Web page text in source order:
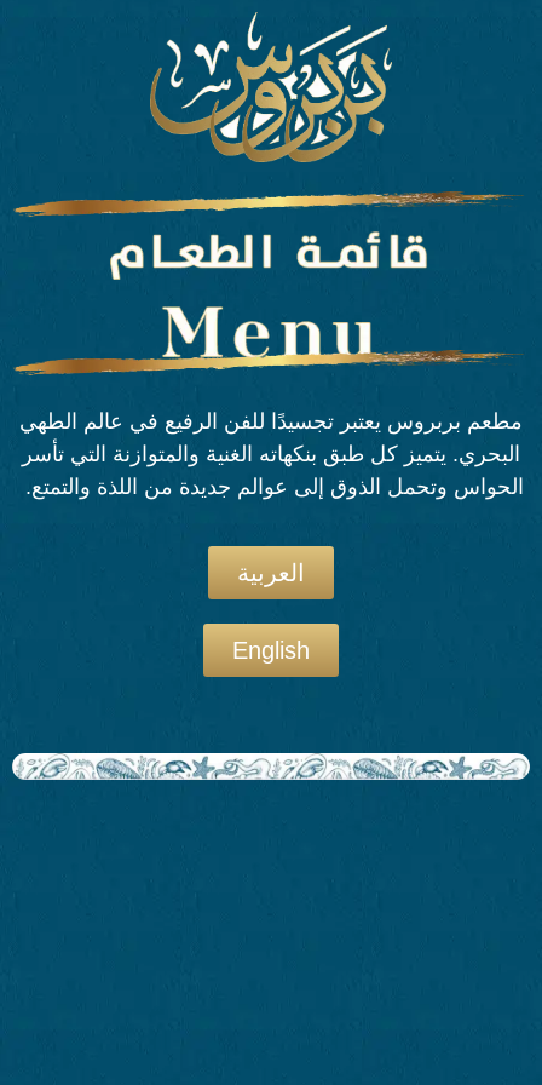
مطعم بربروس يعتبر تجسيدًا للفن الرفيع في عالم الطهي
البحري. يتميز كل طبق بنكهاته الغنية والمتوازنة التي تأسر
الحواس وتحمل الذوق إلى عوالم جديدة من اللذة والتمتع.
العربية
English